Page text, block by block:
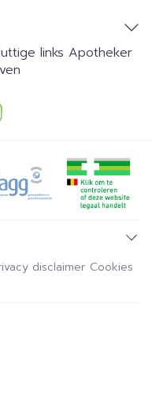
links Apotheker
disclaimer Cookies